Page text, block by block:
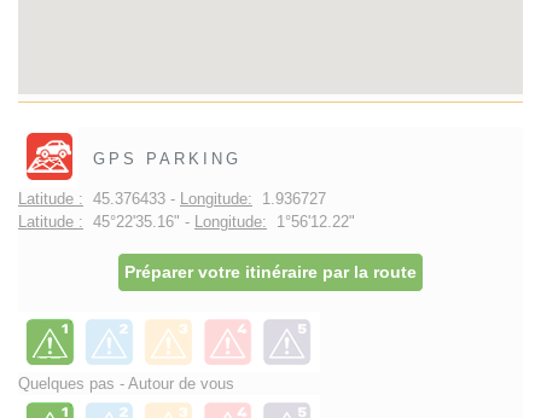
GPS PARKING
Latitude : 45.376433 - Longitude: 1.936727
Latitude : 45°22'35.16" - Longitude: 1°56'12.22"
Préparer votre itinéraire par la route
Quelques pas - Autour de vous